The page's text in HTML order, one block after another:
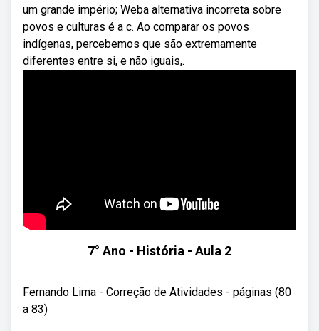
um grande império; Weba alternativa incorreta sobre
povos e culturas é a c. Ao comparar os povos
indígenas, percebemos que são extremamente
diferentes entre si, e não iguais,.
7° Ano - História - Aula 2
Fernando Lima - Correção de Atividades - páginas (80
a 83)